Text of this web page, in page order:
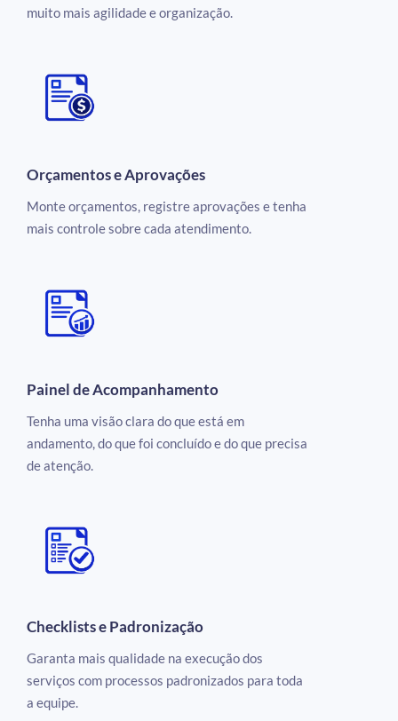
muito mais agilidade e organização.
Orçamentos e Aprovações
Monte orçamentos, registre aprovações e tenha
mais controle sobre cada atendimento.
Painel de Acompanhamento
Tenha uma visão clara do que está em
andamento, do que foi concluído e do que precisa
de atenção.
Checklists e Padronização
Garanta mais qualidade na execução dos
serviços com processos padronizados para toda
a equipe.